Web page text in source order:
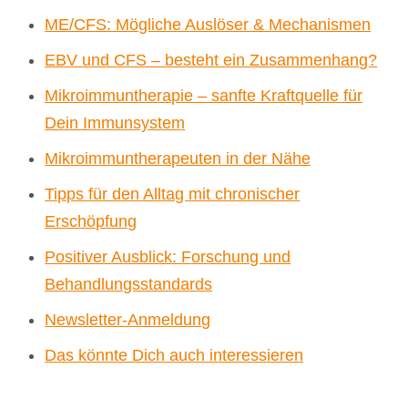
ME/CFS: Mögliche Auslöser & Mechanismen
EBV und CFS – besteht ein Zusammenhang?
Mikroimmuntherapie – sanfte Kraftquelle für
Dein Immunsystem
Mikroimmuntherapeuten in der Nähe
Tipps für den Alltag mit chronischer
Erschöpfung
Positiver Ausblick: Forschung und
Behandlungsstandards
Newsletter-Anmeldung
Das könnte Dich auch interessieren